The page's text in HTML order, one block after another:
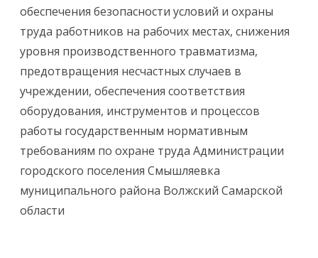
обеспечения безопасности условий и охраны
труда работников на рабочих местах, снижения
уровня производственного травматизма,
предотвращения несчастных случаев в
учреждении, обеспечения соответствия
оборудования, инструментов и процессов
работы государственным нормативным
требованиям по охране труда Администрации
городского поселения Смышляевка
муниципального района Волжский Самарской
области